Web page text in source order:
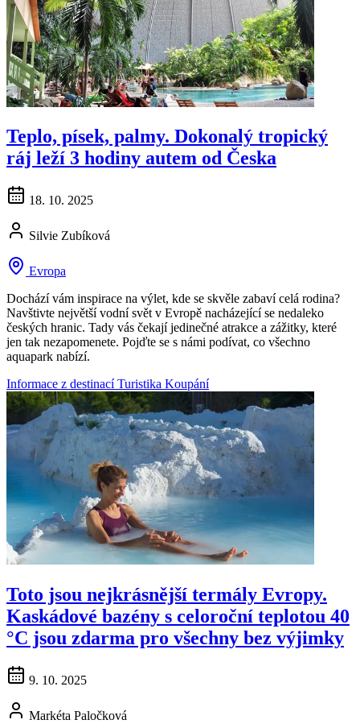
Teplo, písek, palmy. Dokonalý tropický
ráj leží 3 hodiny autem od Česka
18. 10. 2025
Silvie Zubíková
Evropa
Dochází vám inspirace na výlet, kde se skvěle zabaví celá rodina?
Navštivte největší vodní svět v Evropě nacházející se nedaleko
českých hranic. Tady vás čekají jedinečné atrakce a zážitky, které
jen tak nezapomenete. Pojďte se s námi podívat, co všechno
aquapark nabízí.
Informace z destinací Turistika Koupání
Toto jsou nejkrásnější termály Evropy.
Kaskádové bazény s celoroční teplotou 40
°C jsou zdarma pro všechny bez výjimky
9. 10. 2025
Markéta Paločková